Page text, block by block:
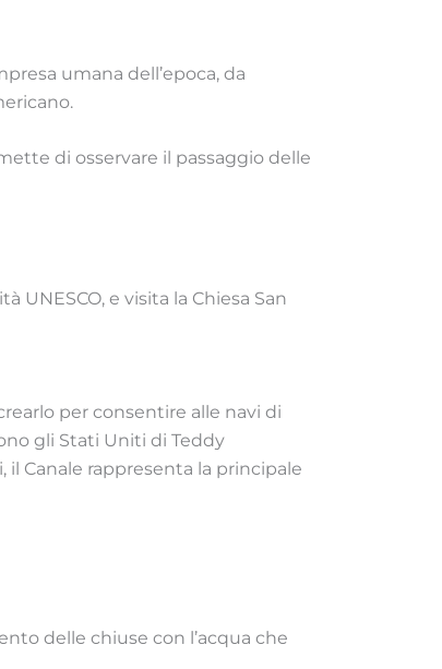
umana dell’epoca, da
di osservare il passaggio delle
e visita la Chiesa San
per consentire alle navi di
gli Stati Uniti di Teddy
il Canale rappresenta la principale
delle chiuse con l’acqua che